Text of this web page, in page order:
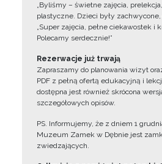
„Byliśmy – świetne zajęcia,
plastyczne. Dzieci były
„Super zajęcia, pełne ciekawostek i
Polecamy serdecznie!”
Rezerwacje już trwają
Zapraszamy do planowania wizyt
PDF z pełną ofertą edukacyjną i
dostępna jest również skrócona
szczegółowych opisów.
PS. Informujemy, że z dniem 1
Muzeum Zamek w Dębnie jest
zwiedzających.